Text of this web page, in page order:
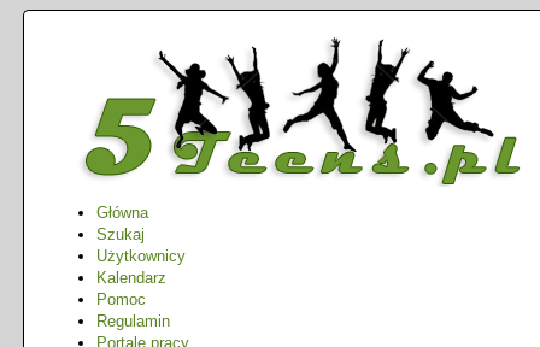
Główna
Szukaj
Użytkownicy
Kalendarz
Pomoc
Regulamin
Portale pracy